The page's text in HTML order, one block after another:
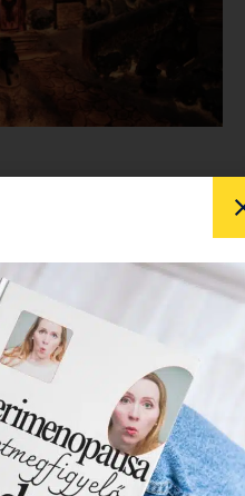
amilyen. Mégis
részéről
családi filmek
találtunk ki, és gyors,
is összegyűjtöttünk.
AZ